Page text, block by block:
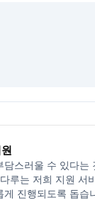
담스러울 수 있다는
루는 저희 지원 서
게 진행되도록 돕습